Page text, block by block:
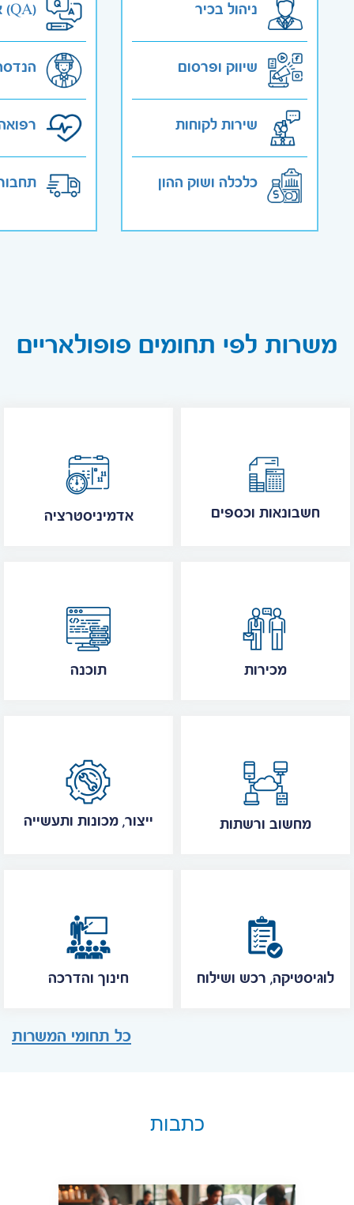
ניהול בכיר
שיווק ופרסום
שירות לקוחות
כלכלה ושוק ההון
אבטחת איכות (QA)
משרות לפי תחומים פופולאריים
אדמיניסטרציה חשבונאות וכספים
תוכנה מכירות
ייצור, מכונות ותעשייה מחשוב ורשתות
חינוך והדרכה לוגיסטיקה, רכש ושילוח
כל תחומי המשרות
כתבות